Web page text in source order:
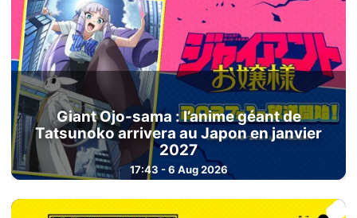
Giant Ojo-sama : l’anime géant de
Tatsunoko arrivera au Japon en janvier
2027
17:43 - 6 Aug 2026